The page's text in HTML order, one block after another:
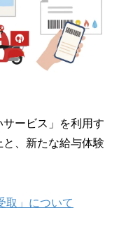
ービス」を利用す
、新たな給与体験
取」について